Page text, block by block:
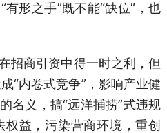
形之手”既不能“缺位”，也
商引资中得一时之利，但
“内卷式竞争”，影响产业健
名义，搞“远洋捕捞”式违规
益，污染营商环境，重创